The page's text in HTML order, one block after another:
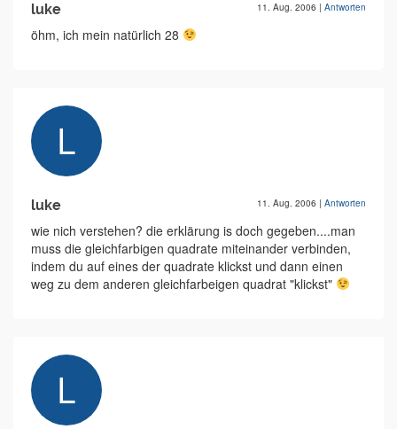
luke 11. Aug. 2006 | Antworten
öhm, ich mein natürlich 28
luke 11. Aug. 2006 | Antworten
wie nich verstehen? die erklärung is doch gegeben....man
muss die gleichfarbigen quadrate miteinander verbinden,
indem du auf eines der quadrate klickst und dann einen
weg zu dem anderen gleichfarbeigen quadrat "klickst"